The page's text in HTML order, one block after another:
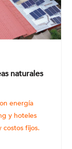
naturales
energía
y hoteles
costos fijos.